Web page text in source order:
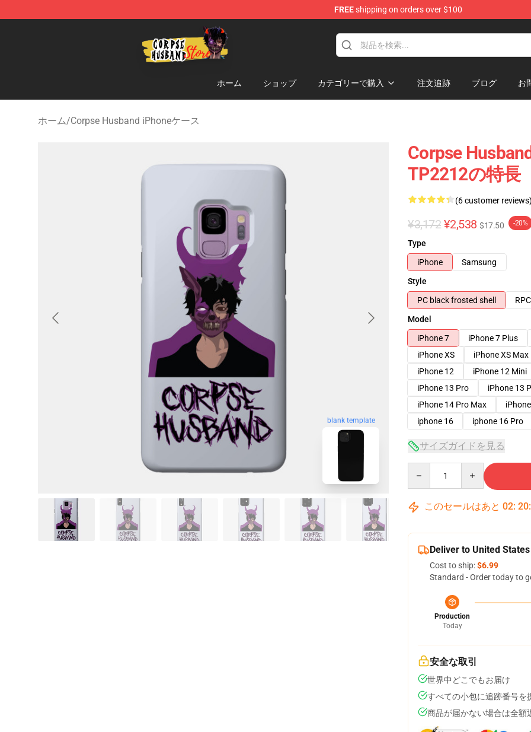
FREEshipping on orders over $100
Corpse Husband Shop - Official Corpse Husband Merchandise Store
ホーム ショップ カテゴリーで購入 注文追跡 ブログ お
ホーム/Corpse Husband iPhoneケース
blank template
Corpse
TP2212の特長
(6 customer reviews)
¥3,172 ¥2,538 $17.50 -20%
Type
iPhone
Samsung
Style
PC black frosted shell
Model
iPhone 7
iPhone 7 Plus
iPhone XS
iPhone XS Max
iPhone 12
iPhone 12 Mini
iPhone 13 Pro
iPhone 13
iPhone 14 Pro Max
iphone 16
iphone 16 Pro
サイズガイドを見る
このセールはあと 02: 20:
Deliver to United States
Cost to ship:$6.99
Standard - Order today to
Production
Today
安全な取引
世界中どこでもお届け
すべての小包に追跡番号を
商品が届かない場合は全額